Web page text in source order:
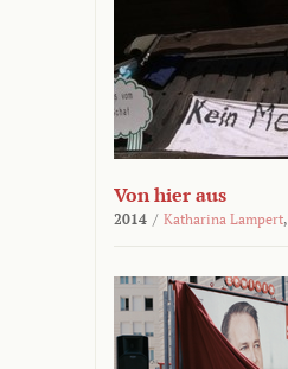
Von hier aus
2014 / Katharina Lampert,